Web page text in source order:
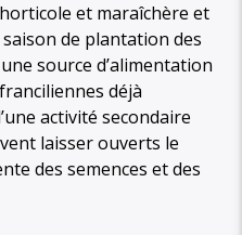
et maraîchère et
de plantation des
source d’alimentation
déjà
activité secondaire
laisser ouverts le
des semences et des